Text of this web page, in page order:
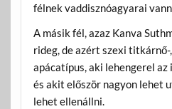
félnek vaddisznóagyarai
A másik fél, azaz Kanva
rideg, de azért szexi titkárnő-
apácatípus, aki lehengerel
és akit először nagyon lehet
lehet ellenállni.